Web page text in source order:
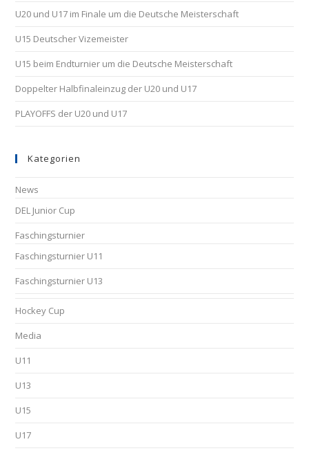
U20 und U17 im Finale um die Deutsche Meisterschaft
U15 Deutscher Vizemeister
U15 beim Endturnier um die Deutsche Meisterschaft
Doppelter Halbfinaleinzug der U20 und U17
PLAYOFFS der U20 und U17
Kategorien
News
DEL Junior Cup
Faschingsturnier
Faschingsturnier U11
Faschingsturnier U13
Hockey Cup
Media
U11
U13
U15
U17